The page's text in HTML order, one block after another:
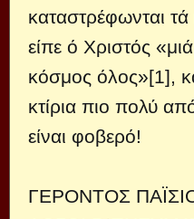
καταστρέφωνται
είπε ό Χριστός
κόσμος όλος»[1],
κτίρια πιο πολύ
είναι φοβερό!
ΓΕΡΟΝΤΟΣ